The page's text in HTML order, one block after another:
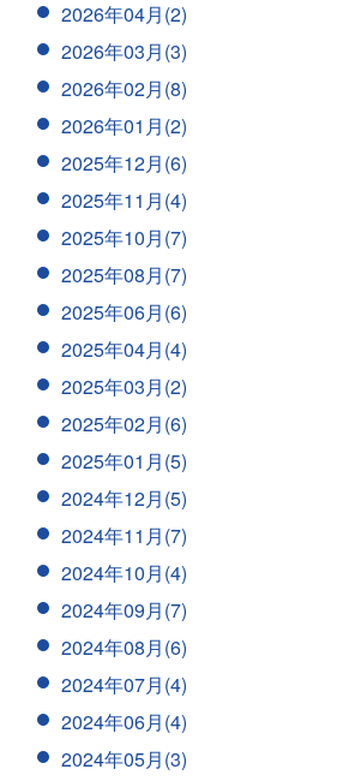
2026年04月(2)
2026年03月(3)
2026年02月(8)
2026年01月(2)
2025年12月(6)
2025年11月(4)
2025年10月(7)
2025年08月(7)
2025年06月(6)
2025年04月(4)
2025年03月(2)
2025年02月(6)
2025年01月(5)
2024年12月(5)
2024年11月(7)
2024年10月(4)
2024年09月(7)
2024年08月(6)
2024年07月(4)
2024年06月(4)
2024年05月(3)